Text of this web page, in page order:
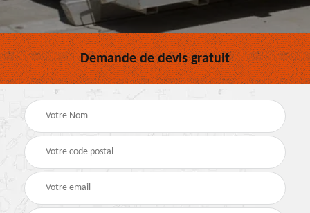
Demande de devis gratuit